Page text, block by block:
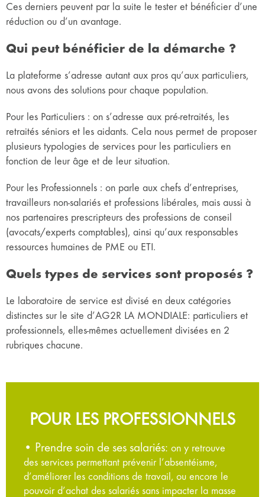
Ces derniers peuvent par la suite le tester et bénéficier d’une
réduction ou d’un avantage.
Qui peut bénéficier de la démarche ?
La plateforme s’adresse autant aux pros qu’aux particuliers,
nous avons des solutions pour chaque population.
Pour les Particuliers : on s’adresse aux pré-retraités, les
retraités séniors et les aidants. Cela nous permet de proposer
plusieurs typologies de services pour les particuliers en
fonction de leur âge et de leur situation.
Pour les Professionnels : on parle aux chefs d’entreprises,
travailleurs non-salariés et professions libérales, mais aussi à
nos partenaires prescripteurs des professions de conseil
(avocats/experts comptables), ainsi qu’aux responsables
ressources humaines de PME ou ETI.
Quels types de services sont proposés ?
Le laboratoire de service est divisé en deux catégories
distinctes sur le site d’AG2R LA MONDIALE: particuliers et
professionnels, elles-mêmes actuellement divisées en 2
rubriques chacune.
POUR LES PROFESSIONNELS
• Prendre soin de ses salariés: on y retrouve
des services permettant prévenir l’absentéisme,
d’améliorer les conditions de travail, ou encore le
pouvoir d’achat des salariés sans impacter la masse